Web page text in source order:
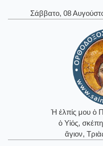
Σάββατο, 08
Ἡ ἐλπίς μου ὁ
ὁ Υἱός,
ἅγιον,